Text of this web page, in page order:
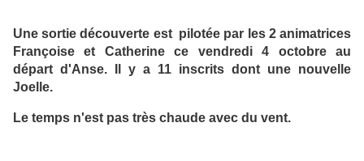
Une sortie découverte est pilotée par les 2 animatrices
Françoise et Catherine ce vendredi 4 octobre au
départ d'Anse. Il y a 11 inscrits dont une nouvelle
Joelle.
Le temps n'est pas très chaude avec du vent.